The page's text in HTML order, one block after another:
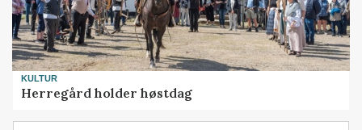
KULTUR
Herregård holder høstdag